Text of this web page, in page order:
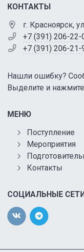
КОНТАКТЫ
г. Красноярск,
+7 (391) 206-22-
+7 (391) 206-21-
Нашли ошибку?
Выделите и
МЕНЮ
Поступление
Мероприятия
Контакты
СОЦИАЛЬНЫЕ